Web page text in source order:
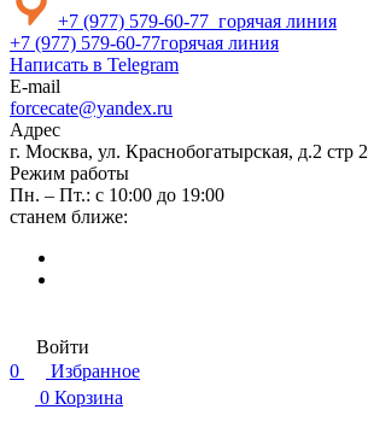
+7 (977) 579-60-77 горячая линия
+7 (977) 579-60-77горячая линия
Написать в Telegram
E-mail
forcecate@yandex.ru
Адрес
г. Москва, ул. Краснобогатырская, д.2 стр 2
Режим работы
Пн. – Пт.: с 10:00 до 19:00
станем ближе:
Войти
0
Избранное
0 Корзина